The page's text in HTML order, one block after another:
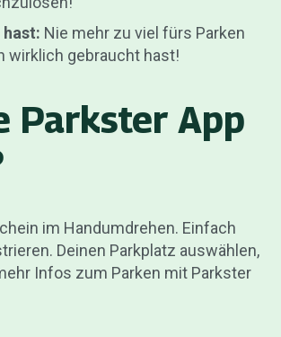
Nie mehr zu viel fürs Parken
wirklich gebraucht hast!
Parkster App
im Handumdrehen. Einfach
Deinen Parkplatz auswählen,
Infos zum Parken mit Parkster